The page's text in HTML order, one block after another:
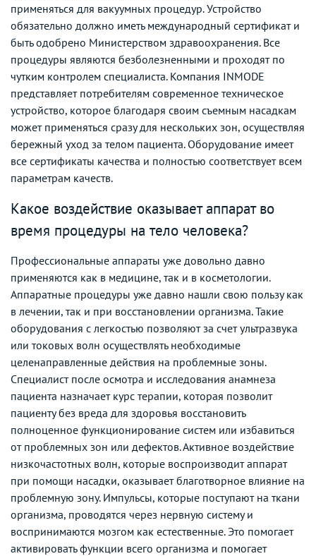
применяться для вакуумных процедур. Устройство
обязательно должно иметь международный сертификат и
быть одобрено Министерством здравоохранения. Все
процедуры являются безболезненными и проходят по
чутким контролем специалиста. Компания INMODE
представляет потребителям современное техническое
устройство, которое благодаря своим съемным насадкам
может применяться сразу для нескольких зон, осуществляя
бережный уход за телом пациента. Оборудование имеет
все сертификаты качества и полностью соответствует всем
параметрам качеств.
Какое воздействие оказывает аппарат во
время процедуры на тело человека?
Профессиональные аппараты уже довольно давно
применяются как в медицине, так и в косметологии.
Аппаратные процедуры уже давно нашли свою пользу как
в лечении, так и при восстановлении организма. Такие
оборудования с легкостью позволяют за счет ультразвука
или токовых волн осуществлять необходимые
целенаправленные действия на проблемные зоны.
Специалист после осмотра и исследования анамнеза
пациента назначает курс терапии, которая позволит
пациенту без вреда для здоровья восстановить
полноценное функционирование систем или избавиться
от проблемных зон или дефектов. Активное воздействие
низкочастотных волн, которые воспроизводит аппарат
при помощи насадки, оказывает благотворное влияние на
проблемную зону. Импульсы, которые поступают на ткани
организма, проводятся через нервную систему и
воспринимаются мозгом как естественные. Это помогает
активировать функции всего организма и помогает